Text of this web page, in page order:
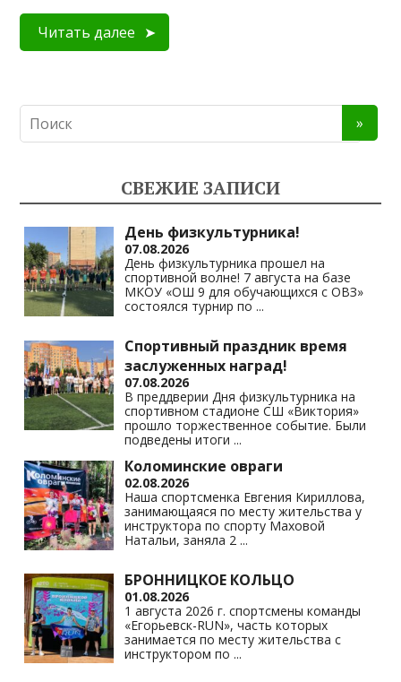
Читать далее
СВЕЖИЕ ЗАПИСИ
День физкультурника!
07.08.2026
День физкультурника прошел на
спортивной волне! 7 августа на базе
МКОУ «ОШ 9 для обучающихся с ОВЗ»
состоялся турнир по ...
Спортивный праздник время
заслуженных наград!
07.08.2026
В преддверии Дня физкультурника на
спортивном стадионе СШ «Виктория»
прошло торжественное событие. Были
подведены итоги ...
Коломинские овраги
02.08.2026
Наша спортсменка Евгения Кириллова,
занимающаяся по месту жительства у
инструктора по спорту Маховой
Натальи, заняла 2 ...
БРОННИЦКОЕ КОЛЬЦО
01.08.2026
1 августа 2026 г. спортсмены команды
«Егорьевск-RUN», часть которых
занимается по месту жительства с
инструктором по ...